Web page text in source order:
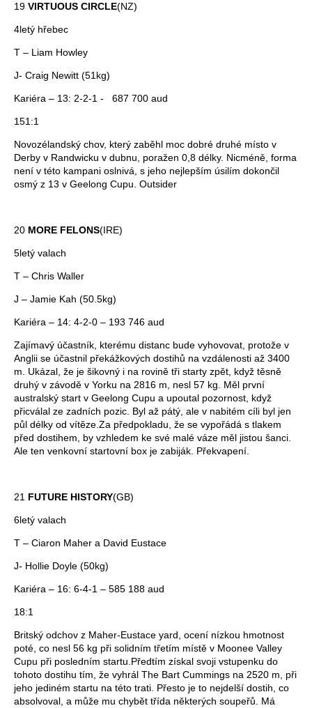
19 VIRTUOUS CIRCLE(NZ)
4letý hřebec
T – Liam Howley
J- Craig Newitt (51kg)
Kariéra – 13: 2-2-1 - 687 700 aud
151:1
Novozélandský chov, který zaběhl moc dobré druhé místo v
Derby v Randwicku v dubnu, poražen 0,8 délky. Nicméně, forma
není v této kampani oslnivá, s jeho nejlepším úsilím dokončil
osmý z 13 v Geelong Cupu. Outsider
20 MORE FELONS(IRE)
5letý valach
T – Chris Waller
J – Jamie Kah (50.5kg)
Kariéra – 14: 4-2-0 – 193 746 aud
Zajímavý účastník, kterému distanc bude vyhovovat, protože v
Anglii se účastnil překážkových dostihů na vzdálenosti až 3400
m. Ukázal, že je šikovný i na rovině tři starty zpět, když těsně
druhý v závodě v Yorku na 2816 m, nesl 57 kg. Měl první
australský start v Geelong Cupu a upoutal pozornost, když
přicválal ze zadních pozic. Byl až pátý, ale v nabitém cíli byl jen
půl délky od vítěze.Za předpokladu, že se vypořádá s tlakem
před dostihem, by vzhledem ke své malé váze měl jistou šanci.
Ale ten venkovní startovní box je zabiják. Překvapení.
21 FUTURE HISTORY(GB)
6letý valach
T – Ciaron Maher a David Eustace
J- Hollie Doyle (50kg)
Kariéra – 16: 6-4-1 – 585 188 aud
18:1
Britský odchov z Maher-Eustace yard, ocení nízkou hmotnost
poté, co nesl 56 kg při solidním třetím místě v Moonee Valley
Cupu při posledním startu.Předtím získal svoji vstupenku do
tohoto dostihu tím, že vyhrál The Bart Cummings na 2520 m, při
jeho jediném startu na této trati. Přesto je to nejdelší dostih, co
absolvoval, a může mu chybět třída některých soupeřů. Má